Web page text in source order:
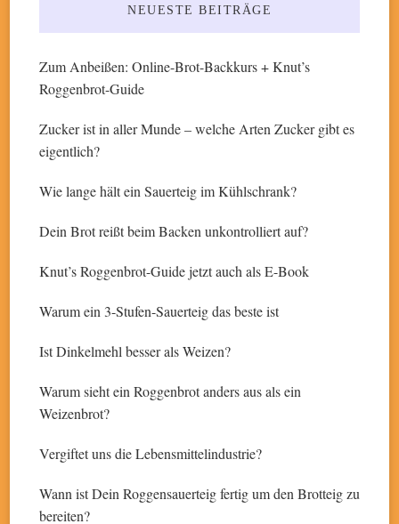
NEUESTE BEITRÄGE
Zum Anbeißen: Online-Brot-Backkurs + Knut’s
Roggenbrot-Guide
Zucker ist in aller Munde – welche Arten Zucker gibt es
eigentlich?
Wie lange hält ein Sauerteig im Kühlschrank?
Dein Brot reißt beim Backen unkontrolliert auf?
Knut’s Roggenbrot-Guide jetzt auch als E-Book
Warum ein 3-Stufen-Sauerteig das beste ist
Ist Dinkelmehl besser als Weizen?
Warum sieht ein Roggenbrot anders aus als ein
Weizenbrot?
Vergiftet uns die Lebensmittelindustrie?
Wann ist Dein Roggensauerteig fertig um den Brotteig zu
bereiten?